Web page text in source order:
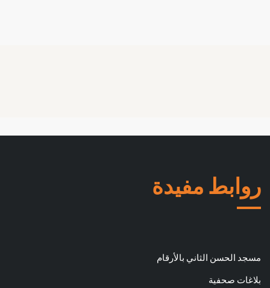
روابط مفيدة
مسجد الحسن الثاني بالأرقام
بلاغات صحفية